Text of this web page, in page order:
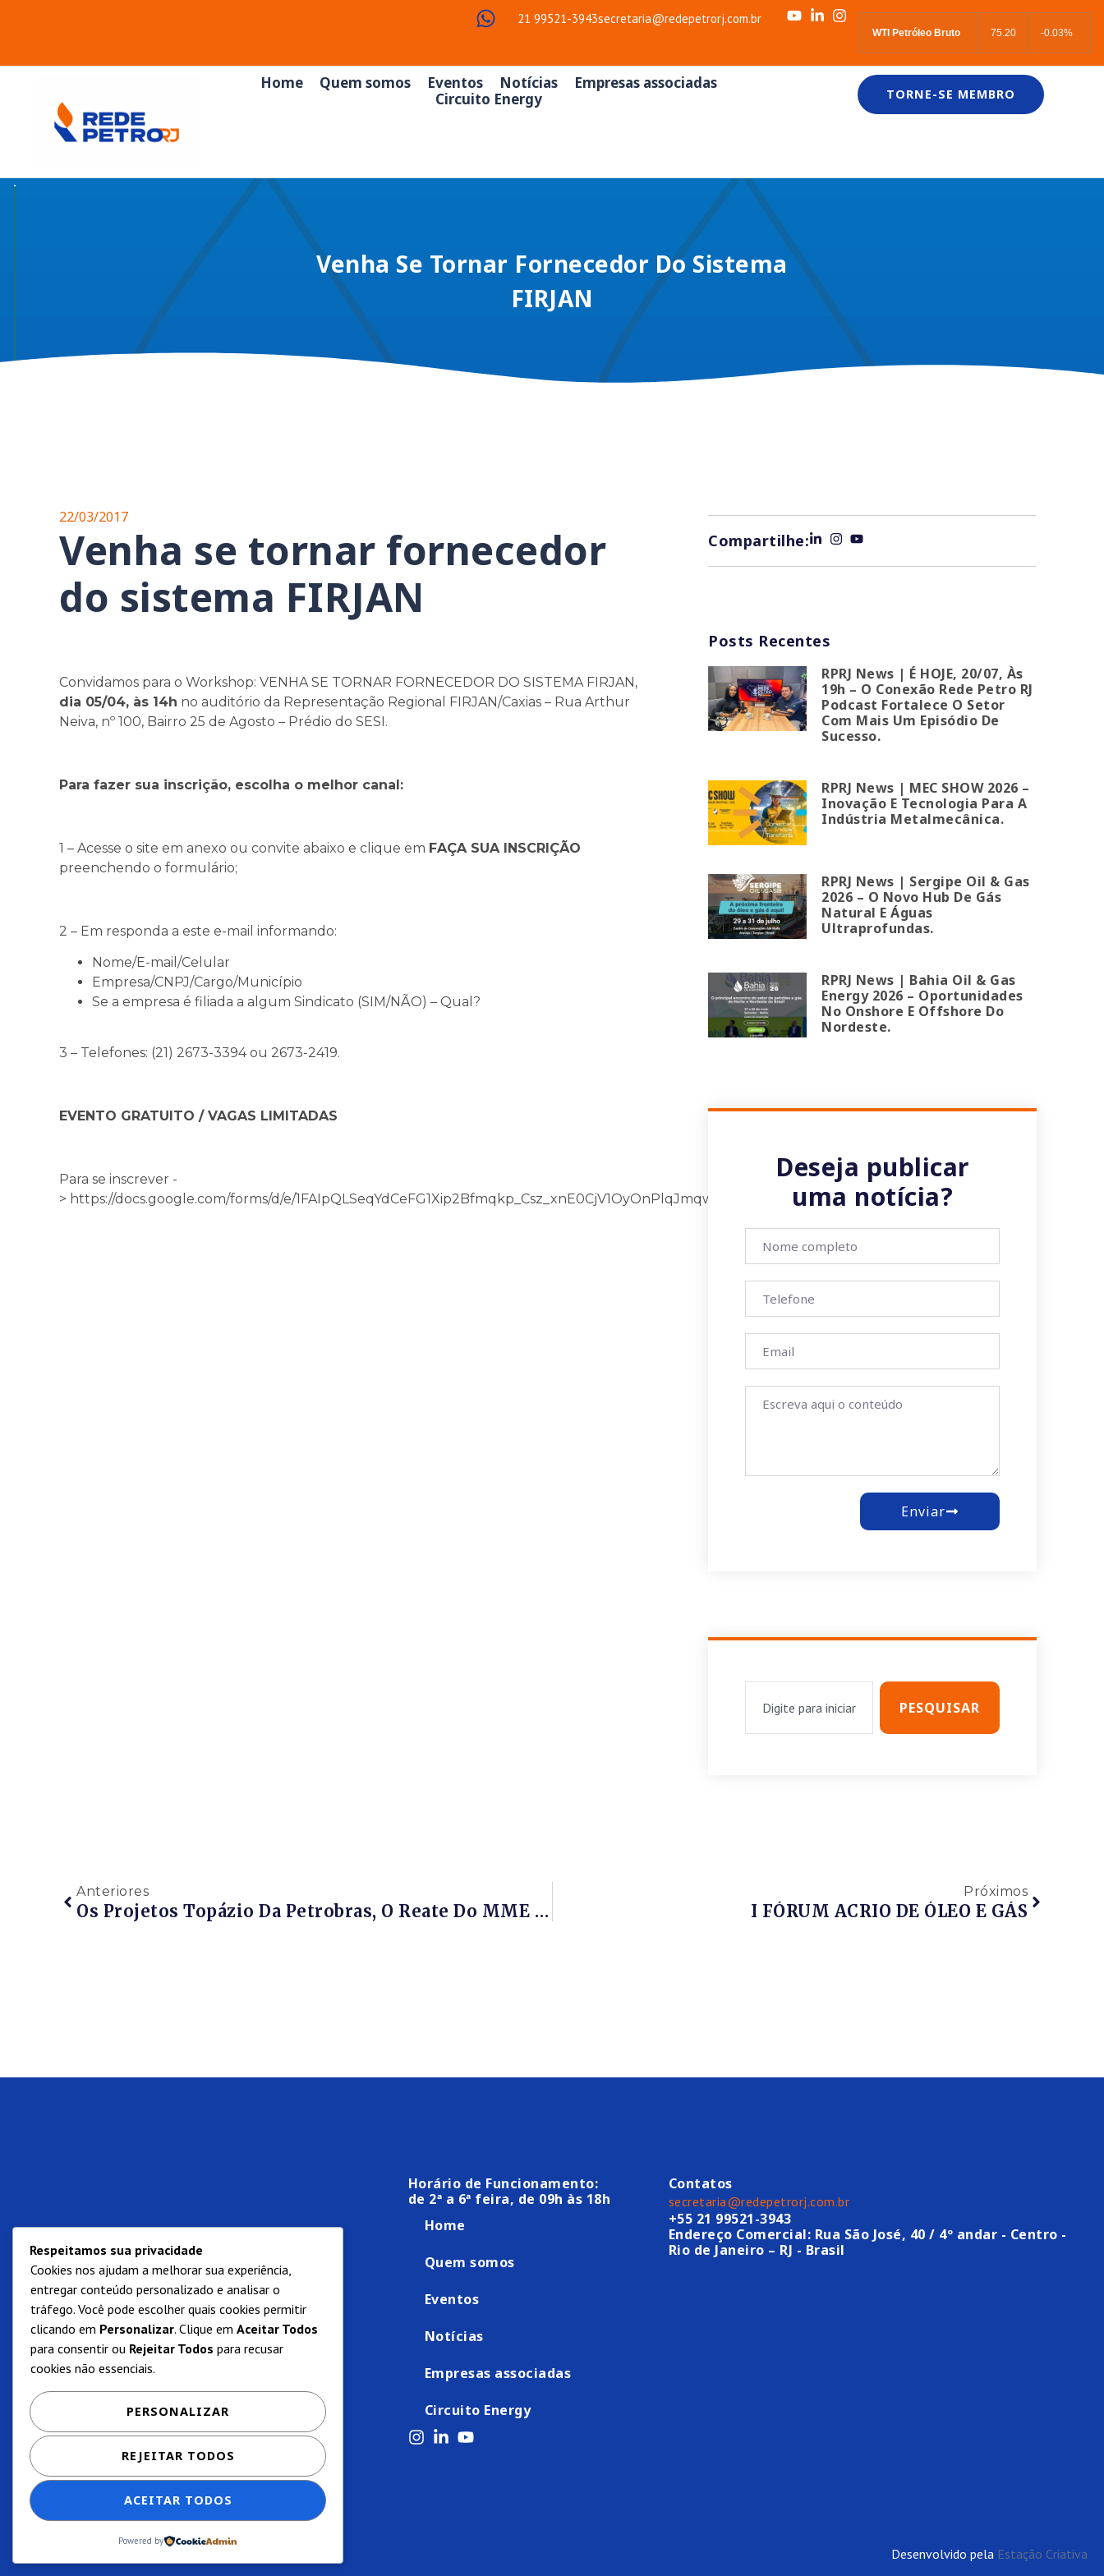
21 99521-3943secretaria@redepetrorj.com.br
WTI Petróleo Bruto 75.20 -0.03%
Home Quem somos Eventos Notícias
Empresas associadas
Circuito Energy
TORNE-SE MEMBRO
Venha Se Tornar Fornecedor Do Sistema
FIRJAN
22/03/2017
Venha se tornar fornecedor
do sistema FIRJAN
Convidamos para o Workshop: VENHA SE TORNAR FORNECEDOR DO SISTEMA FIRJAN,
dia 05/04, às 14h no auditório da Representação Regional FIRJAN/Caxias – Rua Arthur
Neiva, nº 100, Bairro 25 de Agosto – Prédio do SESI.
Para fazer sua inscrição, escolha o melhor canal:
1 – Acesse o site em anexo ou convite abaixo e clique em FAÇA SUA INSCRIÇÃO
preenchendo o formulário;
2 – Em responda a este e-mail informando:
Nome/E-mail/Celular
Empresa/CNPJ/Cargo/Município
Se a empresa é filiada a algum Sindicato (SIM/NÃO) – Qual?
3 – Telefones: (21) 2673-3394 ou 2673-2419.
EVENTO GRATUITO / VAGAS LIMITADAS
Para se inscrever -
> https://docs.google.com/forms/d/e/1FAIpQLSeqYdCeFG1Xip2Bfmqkp_Csz_xnE0CjV1OyOnPlqJmqwnT37w/viewform
Compartilhe:
Posts Recentes
RPRJ News | É HOJE, 20/07, Às
19h – O Conexão Rede Petro RJ
Podcast Fortalece O Setor
Com Mais Um Episódio De
Sucesso.
RPRJ News | MEC SHOW 2026 –
Inovação E Tecnologia Para A
Indústria Metalmecânica.
RPRJ News | Sergipe Oil & Gas
2026 – O Novo Hub De Gás
Natural E Águas
Ultraprofundas.
RPRJ News | Bahia Oil & Gas
Energy 2026 – Oportunidades
No Onshore E Offshore Do
Nordeste.
Deseja publicar
uma notícia?
Enviar
PESQUISAR
Anteriores
Os Projetos Topázio Da Petrobras, O Reate Do MME E As Novas Rodadas – Encontro Na Sede Da Firjan
Próximos
I FÓRUM ACRIO DE ÓLEO E GÁS
Horário de Funcionamento:
de 2ª a 6ª feira, de 09h às 18h
Home
Quem somos
Eventos
Notícias
Empresas associadas
Circuito Energy
Contatos
secretaria@redepetrorj.com.br
+55 21 99521-3943
Endereço Comercial: Rua São José, 40 / 4º andar - Centro -
Rio de Janeiro – RJ - Brasil
Desenvolvido pela Estação Criativa
Respeitamos sua privacidade
Cookies nos ajudam a melhorar sua experiência,
entregar conteúdo personalizado e analisar o
tráfego. Você pode escolher quais cookies permitir
clicando em Personalizar. Clique em Aceitar Todos
para consentir ou Rejeitar Todos para recusar
cookies não essenciais.
PERSONALIZAR
REJEITAR TODOS
ACEITAR TODOS
Powered by